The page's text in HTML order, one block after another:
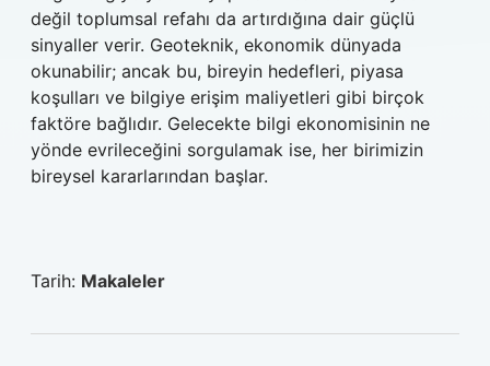
değil toplumsal refahı da artırdığına dair güçlü
sinyaller verir. Geoteknik, ekonomik dünyada
okunabilir; ancak bu, bireyin hedefleri, piyasa
koşulları ve bilgiye erişim maliyetleri gibi birçok
faktöre bağlıdır. Gelecekte bilgi ekonomisinin ne
yönde evrileceğini sorgulamak ise, her birimizin
bireysel kararlarından başlar.
Tarih: Makaleler